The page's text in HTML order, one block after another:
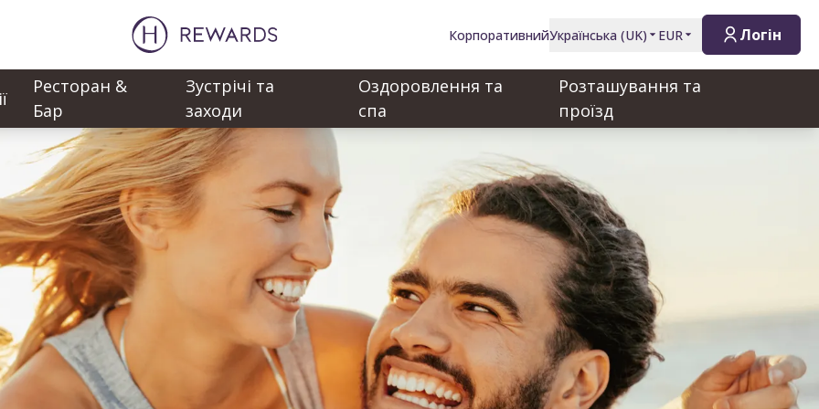
КорпоративнийУкраїнська (UK) EUR Логін
Ресторан &
Бар
Зустрічі та
заходи
Оздоровлення та
спа
Розташування та
проїзд